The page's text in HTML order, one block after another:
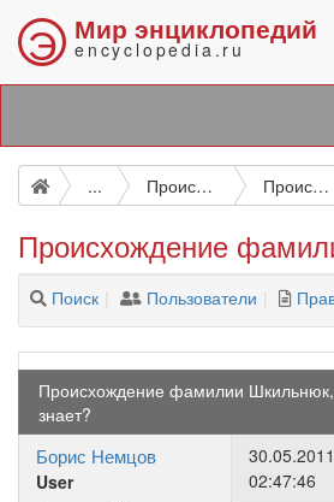
Э Мир энциклопедий
encyclopedia.ru
... Происхождение и значение фамилий Происхождение фамилии Шкильнюк
Происхождение
Поиск Пользователи
Происхождение фамилии Шкильнюк,
знает?
Борис Немцов
User
30.05.2011
02:47:46